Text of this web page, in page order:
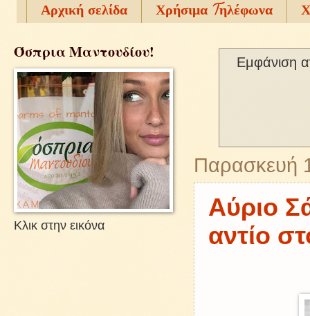
Αρχική σελίδα Χρήσιμα Tηλέφωνα
Εμφάνιση
Παρασκευή
Αύριο
αντίο
Όσπρια Μαντουδίου!
Κλικ στην εικόνα